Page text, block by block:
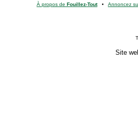
À propos de Fouillez-Tout• Annoncez
Site